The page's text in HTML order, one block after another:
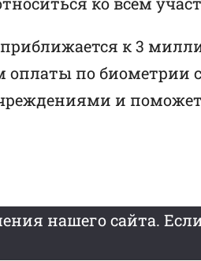
к 3
по биометрии
и
нашего сайта.